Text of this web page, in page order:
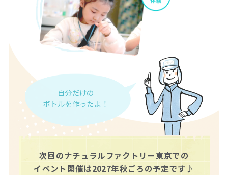
自分だけの
ボトルを作ったよ！
次回のナチュラルファクトリー東京での
イベント開催は2027年秋ごろの予定です♪